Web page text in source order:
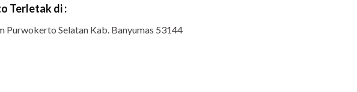
Terletak di :
Purwokerto Selatan Kab. Banyumas 53144